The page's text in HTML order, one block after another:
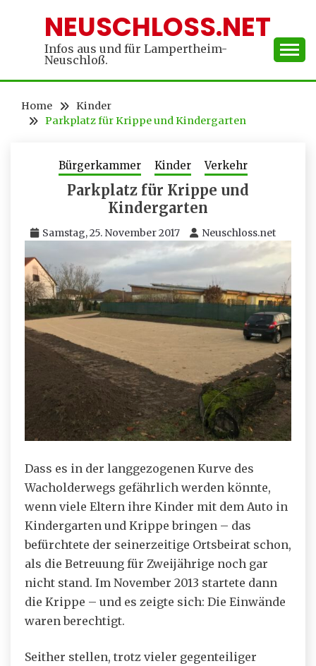
NEUSCHLOSS.NET
Infos aus und für Lampertheim-
Neuschloß.
Home
Kinder
Parkplatz für Krippe und Kindergarten
Bürgerkammer Kinder Verkehr
Parkplatz für Krippe und
Kindergarten
Samstag, 25. November 2017 Neuschloss.net
Dass es in der langgezogenen Kurve des
Wacholderwegs gefährlich werden könnte,
wenn viele Eltern ihre Kinder mit dem Auto in
Kindergarten und Krippe bringen – das
befürchtete der seinerzeitige Ortsbeirat schon,
als die Betreuung für Zweijährige noch gar
nicht stand. Im November 2013 startete dann
die Krippe – und es zeigte sich: Die Einwände
waren berechtigt.
Seither stellen, trotz vieler gegenteiliger